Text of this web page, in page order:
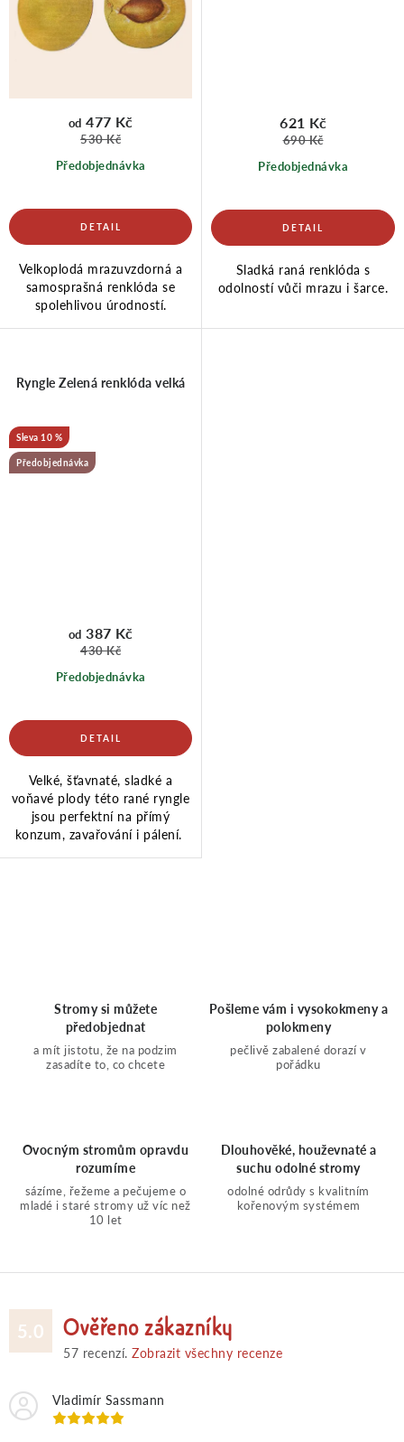
Předobjednávka
od 477 Kč
530 Kč
Velkoplodá mrazuvzdorná a
samosprašná renklóda se
spolehlivou úrodností.
Předobjednávka
621 Kč
690 Kč
Sladká raná renklóda s
odolností vůči mrazu i šarce.
Ryngle Zelená renklóda velká
10 %
Předobjednávka
Předobjednávka
od 387 Kč
430 Kč
Velké, šťavnaté, sladké a
voňavé plody této rané ryngle
jsou perfektní na přímý
konzum, zavařování i pálení.
p
r
v
k
Stromy si můžete
předobjednat
a mít jistotu, že na podzim
zasadíte to, co chcete
Pošleme vám i vysokokmeny a
polokmeny
pečlivě zabalené dorazí v
pořádku
Ovocným stromům opravdu
rozumíme
sázíme, řežeme a pečujeme o
mladé i staré stromy už víc než
10 let
Dlouhověké, houževnaté a
suchu odolné stromy
odolné odrůdy s kvalitním
kořenovým systémem
5.0 Ověřeno zákazníky
57 recenzí. Zobrazit všechny recenze
Vladimír Sassmann